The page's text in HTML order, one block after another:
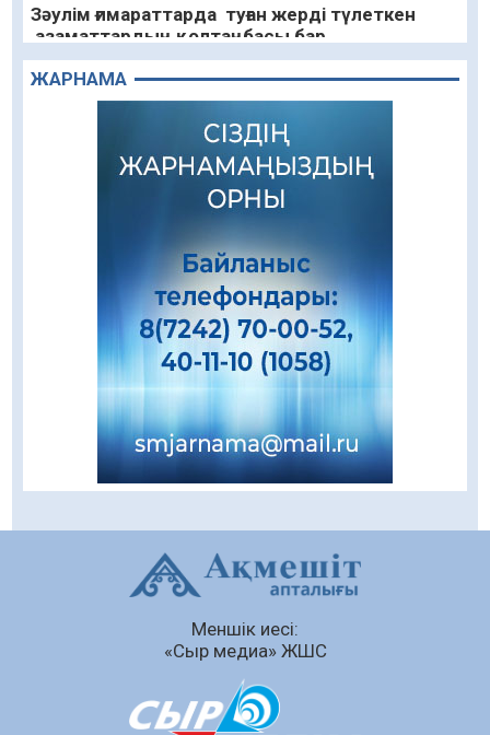
Зәулім ғимараттарда туған жерді түлеткен
азаматтардың қолтаңбасы бар
08.08.2026
Даналықтың шырағданы, ой-сананың
Кенеге қарсы залалсыздандыру жұмыстары
07.08.2026
Балалардың жазғы демалысындағы
қауіпсіздік – тұрақты бақылауда
07.08.2026
Сыбайлас жемқорлық
Аумақтан тыс соттылық – сот төрелігінің
ашықтығы мен қолжетімділігін арттыру
Білім гранты иегерлерінің тізімі шықты
ЖАРНАМА
Меншік иесі:
«Сыр медиа» ЖШС